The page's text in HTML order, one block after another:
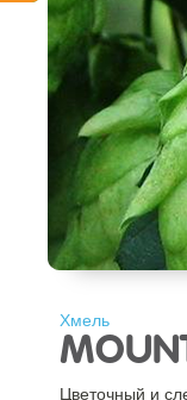
Хмель
Цветочный и